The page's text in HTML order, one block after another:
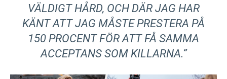
VÄLDIGT HÅRD, OCH DÄR JAG HAR
KÄNT ATT JAG MÅSTE PRESTERA PÅ
150 PROCENT FÖR ATT FÅ SAMMA
ACCEPTANS SOM KILLARNA.”